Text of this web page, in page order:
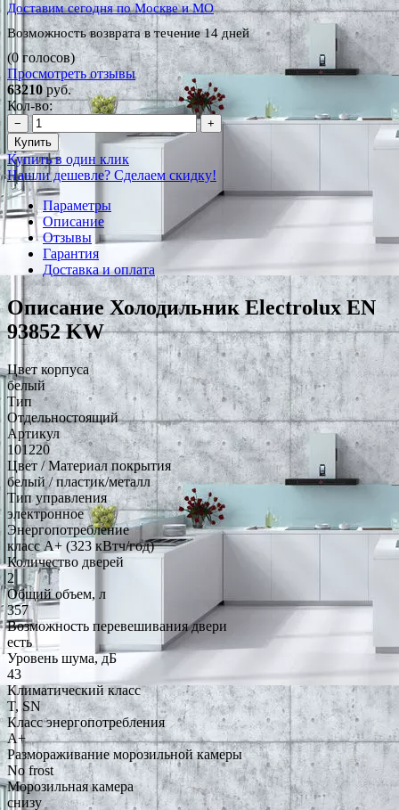
Доставим сегодня по Москве и МО
Возможность возврата в течение 14 дней
(0 голосов)
Просмотреть отзывы
63210руб.
Кол-во:
−
+
Купить
Купить в один клик
Нашли дешевле? Сделаем скидку!
Параметры
Описание
Отзывы
Гарантия
Доставка и оплата
Описание Холодильник Electrolux EN
93852 KW
Цвет корпуса
белый
Тип
Отдельностоящий
Артикул
101220
Цвет / Материал покрытия
белый / пластик/металл
Тип управления
электронное
Энергопотребление
класс A+ (323 кВтч/год)
Количество дверей
2
Общий объем, л
357
Возможность перевешивания двери
есть
Уровень шума, дБ
43
Климатический класс
T, SN
Класс энергопотребления
A+
Размораживание морозильной камеры
No frost
Морозильная камера
снизу